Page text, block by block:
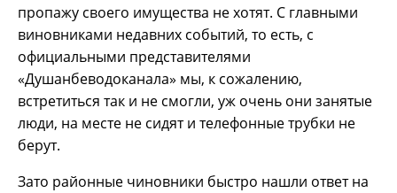
пропажу своего имущества не хотят. С главными
виновниками недавних событий, то есть, с
официальными представителями
«Душанбеводоканала» мы, к сожалению,
встретиться так и не смогли, уж очень они занятые
люди, на месте не сидят и телефонные трубки не
берут.
Зато районные чиновники быстро нашли ответ на